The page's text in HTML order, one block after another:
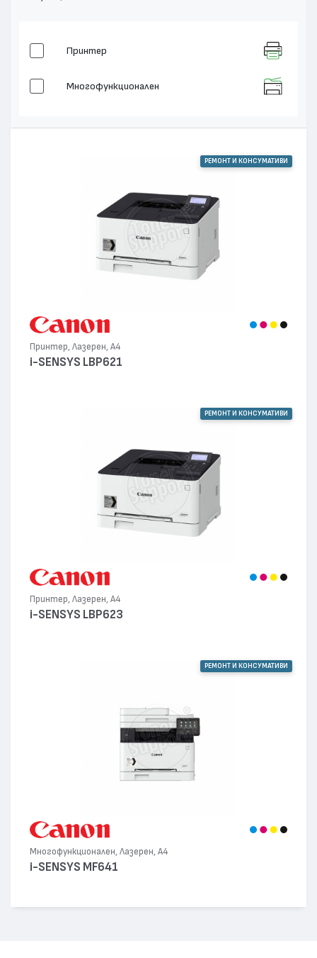
Принтер
Многофункционален
РЕМОНТ И КОНСУМАТИВИ
Принтер, Лазерен, А4
i-SENSYS LBP621
РЕМОНТ И КОНСУМАТИВИ
Принтер, Лазерен, А4
i-SENSYS LBP623
РЕМОНТ И КОНСУМАТИВИ
Многофункционален, Лазерен, А4
i-SENSYS MF641